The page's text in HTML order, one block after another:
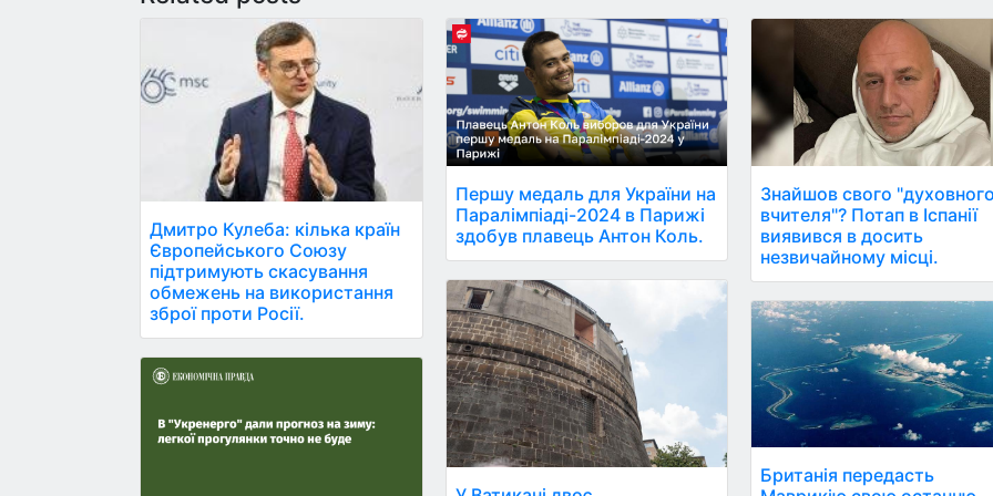
Дмитро Кулеба: кілька країн
Європейського Союзу
підтримують скасування
обмежень на використання
зброї проти Росії.
Першу медаль для України на
Паралімпіаді-2024 в Парижі
здобув плавець Антон Коль.
Знайшов свого
вчителя"? Потап в Іспанії
виявився в досить
незвичайному місці.
Британія передасть